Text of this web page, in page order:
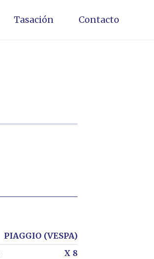
Tasación Contacto
PIAGGIO (VESPA)
X 8